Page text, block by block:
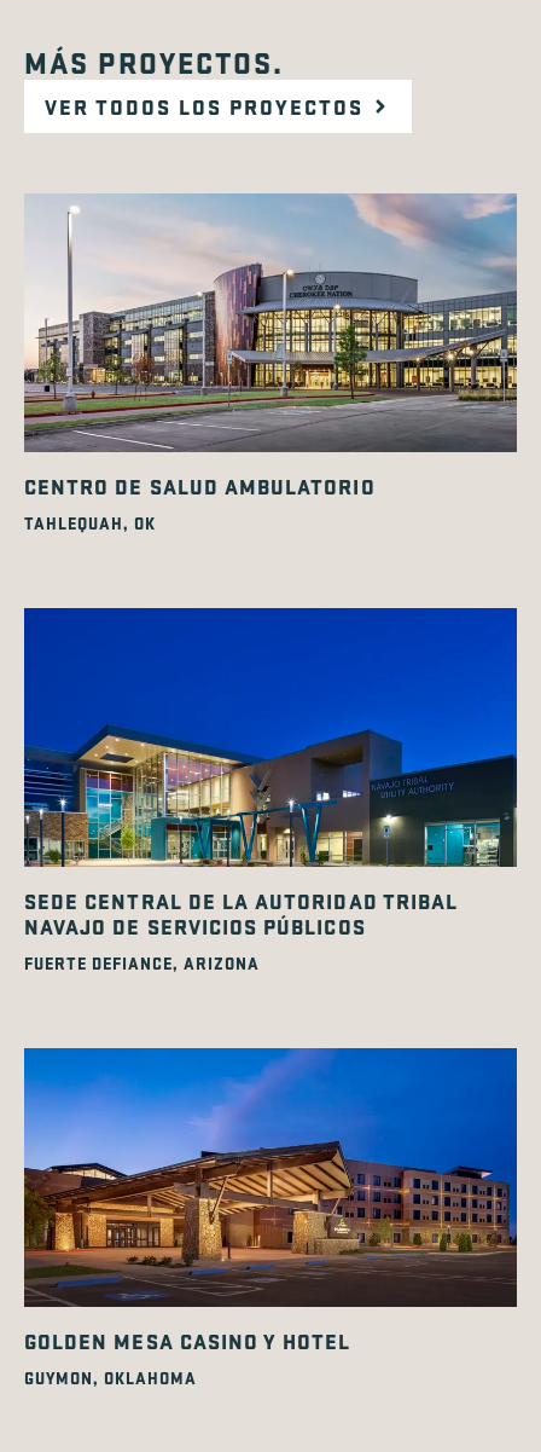
MÁS PROYECTOS.
VER TODOS LOS PROYECTOS
CENTRO DE SALUD AMBULATORIO
TAHLEQUAH, OK
SEDE CENTRAL DE LA AUTORIDAD TRIBAL
NAVAJO DE SERVICIOS PÚBLICOS
FUERTE DEFIANCE, ARIZONA
GOLDEN MESA CASINO Y HOTEL
GUYMON, OKLAHOMA